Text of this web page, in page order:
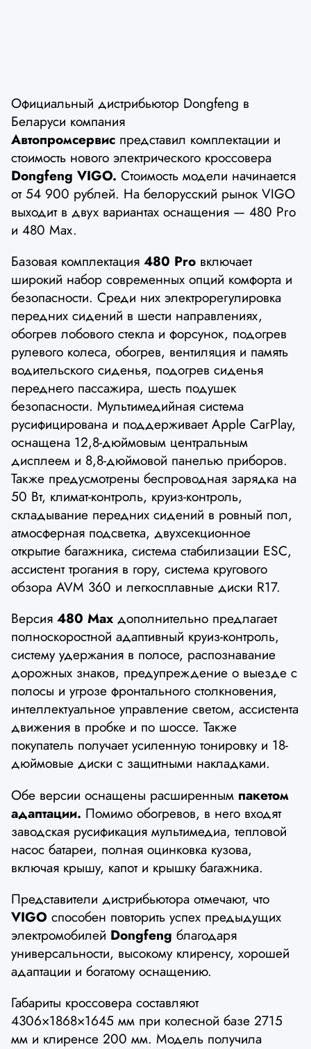
Официальный дистрибьютор Dongfeng в
Беларуси компания
Автопромсервис представил комплектации и
стоимость нового электрического кроссовера
Dongfeng VIGO. Стоимость модели начинается
от 54 900 рублей. На белорусский рынок VIGO
выходит в двух вариантах оснащения — 480 Pro
и 480 Max.
Базовая комплектация 480 Pro включает
широкий набор современных опций комфорта и
безопасности. Среди них электрорегулировка
передних сидений в шести направлениях,
обогрев лобового стекла и форсунок, подогрев
рулевого колеса, обогрев, вентиляция и память
водительского сиденья, подогрев сиденья
переднего пассажира, шесть подушек
безопасности. Мультимедийная система
русифицирована и поддерживает Apple CarPlay,
оснащена 12,8-дюймовым центральным
дисплеем и 8,8-дюймовой панелью приборов.
Также предусмотрены беспроводная зарядка на
50 Вт, климат-контроль, круиз-контроль,
складывание передних сидений в ровный пол,
атмосферная подсветка, двухсекционное
открытие багажника, система стабилизации ESC,
ассистент трогания в гору, система кругового
обзора AVM 360 и легкосплавные диски R17.
Версия 480 Max дополнительно предлагает
полноскоростной адаптивный круиз-контроль,
систему удержания в полосе, распознавание
дорожных знаков, предупреждение о выезде с
полосы и угрозе фронтального столкновения,
интеллектуальное управление светом, ассистента
движения в пробке и по шоссе. Также
покупатель получает усиленную тонировку и 18-
дюймовые диски с защитными накладками.
Обе версии оснащены расширенным пакетом
адаптации. Помимо обогревов, в него входят
заводская русификация мультимедиа, тепловой
насос батареи, полная оцинковка кузова,
включая крышу, капот и крышку багажника.
Представители дистрибьютора отмечают, что
VIGO способен повторить успех предыдущих
электромобилей Dongfeng благодаря
универсальности, высокому клиренсу, хорошей
адаптации и богатому оснащению.
Габариты кроссовера составляют
4306×1868×1645 мм при колесной базе 2715
мм и клиренсе 200 мм. Модель получила